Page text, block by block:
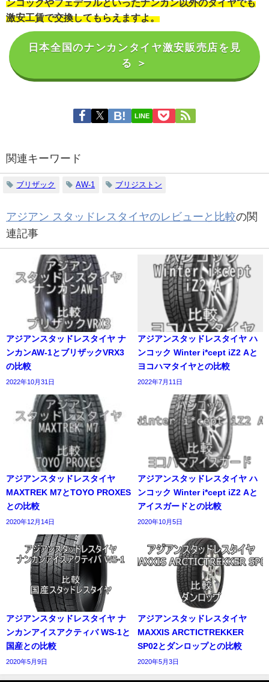
ンコックやフェデラルといったナンカン以外のタイヤでも
激安工賃で交換してもらえますよ。
日本全国のナンカンタイヤ激安販売店を見
る ＞
LINE
関連キーワード
ブリザック AW-1 ブリジストン
アジアン スタッドレスタイヤのレビューと比較の関
連記事
アジアンスタッドレスタイヤ ナ
ンカンAW-1とブリザックVRX3
の比較
2022年10月31日
アジアンスタッドレスタイヤ ハ
ンコック Winter i*cept iZ2 Aと
ヨコハマタイヤとの比較
2022年7月11日
アジアンスタッドレスタイヤ
MAXTREK M7とTOYO PROXES
との比較
2020年12月14日
アジアンスタッドレスタイヤ ハ
ンコック Winter i*cept iZ2 Aと
アイスガードとの比較
2020年10月5日
アジアンスタッドレスタイヤ ナ
ンカンアイスアクティバ WS-1と
国産との比較
2020年5月9日
アジアンスタッドレスタイヤ
MAXXIS ARCTICTREKKER
SP02とダンロップとの比較
2020年5月3日